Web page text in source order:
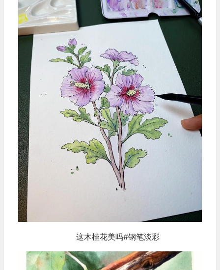
这木槿花美吗#钢笔淡彩